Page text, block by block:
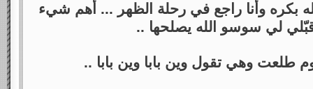
بكره وأنا راجع في رحلة الظهر ... أهم شيء
وقبّلي لي سوسو الله يصلحها ..
طلعت وهي تقول وين بابا وين بابا ..